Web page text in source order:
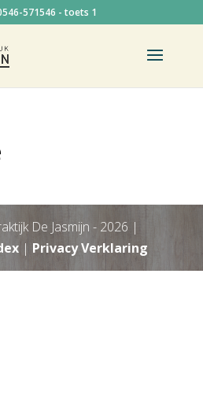
571546 - toets 1
De Jasmijn - 2026 |
| Privacy Verklaring